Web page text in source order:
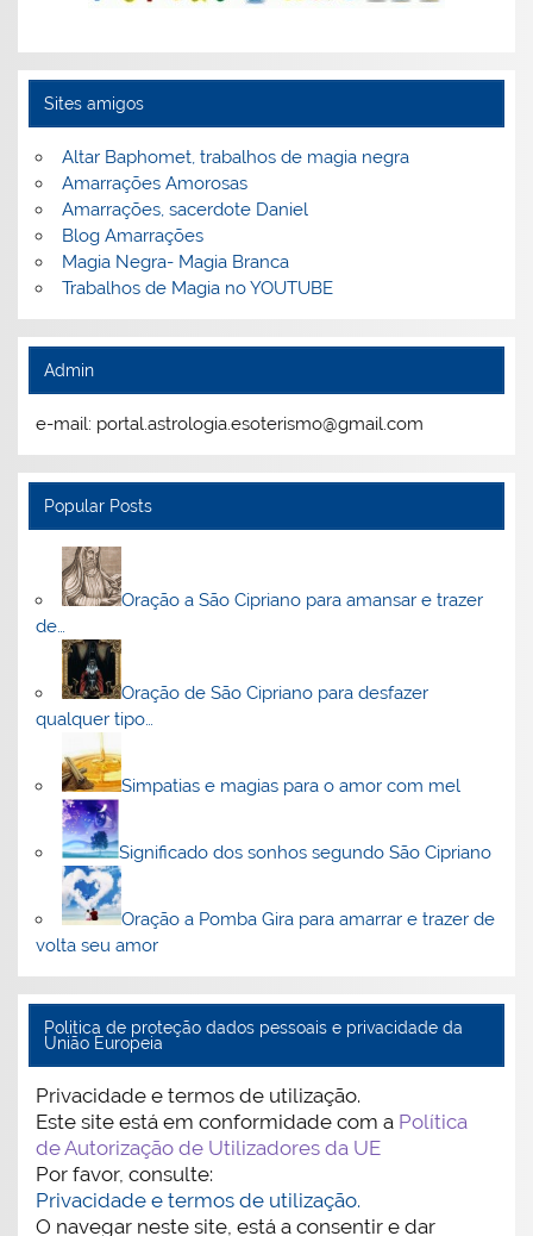
Sites amigos
Altar Baphomet, trabalhos de magia negra
Amarrações Amorosas
Amarrações, sacerdote Daniel
Blog Amarrações
Magia Negra- Magia Branca
Trabalhos de Magia no YOUTUBE
Admin
e-mail: portal.astrologia.esoterismo@gmail.com
Popular Posts
Oração a São Cipriano para amansar e trazer
de…
Oração de São Cipriano para desfazer
qualquer tipo…
Simpatias e magias para o amor com mel
Significado dos sonhos segundo São Cipriano
Oração a Pomba Gira para amarrar e trazer de
volta seu amor
Politica de proteção dados pessoais e privacidade da
União Europeia
Privacidade e termos de utilização.
Este site está em conformidade com a Política
de Autorização de Utilizadores da UE
Por favor, consulte:
Privacidade e termos de utilização.
O navegar neste site, está a consentir e dar